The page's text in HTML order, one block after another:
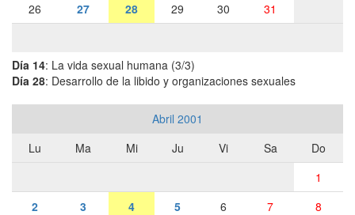
26
27 28 29 30 31
Día 14: La vida sexual humana (3/3)
Día 28: Desarrollo de la libido y organizaciones sexuales
Abril 2001
Lu
Ma Mi Ju Vi Sa
Do
1
2
3 4 5 6 7
8